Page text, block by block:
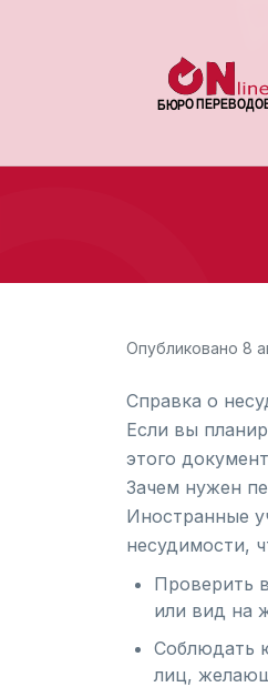
Опубликовано 8
Справка о
Если вы
этого
Зачем нужен
Иностранные
несудимости,
Проверить
или вид на
Соблюдать
лиц,